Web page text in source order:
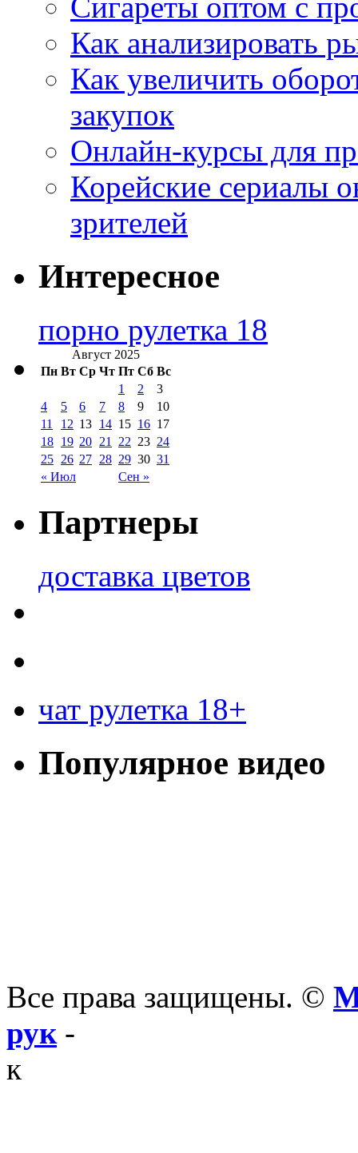
Сигареты оптом с
Как анализировать
Как увеличить
закупок
Онлайн-курсы для
Корейские сериалы
зрителей
Интересное
порно рулетка 18
Август 2025
Пн Вт Ср Чт Пт Сб Вс
« Июл Сен »
1 2
3
4
5 6 7 8 9
10
11
12 13 14 15 16 17
18 19 20 21 22 23 24
25 26 27 28 29 30 31
Партнеры
доставка цветов
чат рулетка 18+
Популярное видео
Все права защищены. ©
рук-
к